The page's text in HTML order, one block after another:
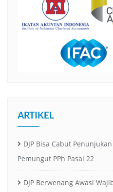
ARTIKEL
DJP Bisa Cabut
Pemungut PPh Pasal 22
DJP Berwenang Awasi